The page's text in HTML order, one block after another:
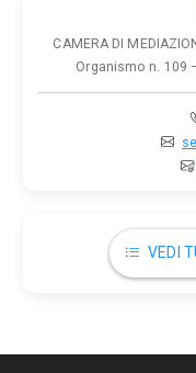
CAMERA DI
Organismo n. 109
VEDI